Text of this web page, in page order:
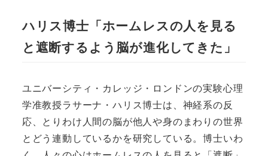
ハリス博士「ホームレスの人を見る
と遮断するよう脳が進化してきた」
ユニバーシティ・カレッジ・ロンドンの実験心理
学准教授ラサーナ・ハリス博士は、神経系の反
応、とりわけ人間の脳が他人や身のまわりの世界
とどう連動しているかを研究している。博士いわ